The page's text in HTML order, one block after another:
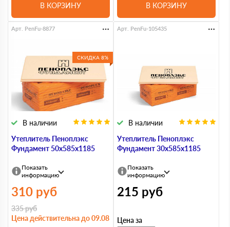
В КОРЗИНУ В КОРЗИНУ
СКИДКА 8%
Утеплитель Пеноплэкс
Фундамент 50х585х1185
В наличии
Арт. PenFu-8877
Показать
информацию
310 руб
335руб
Цена действительна до 09.08
Утеплитель Пеноплэкс
Фундамент 30х585х1185
В наличии
Арт. PenFu-105435
Показать
информацию
215 руб
Цена за